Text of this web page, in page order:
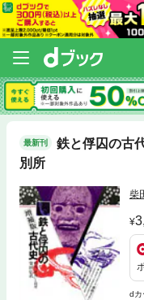
最新刊
鉄と俘囚の古
別所
柴
dカ